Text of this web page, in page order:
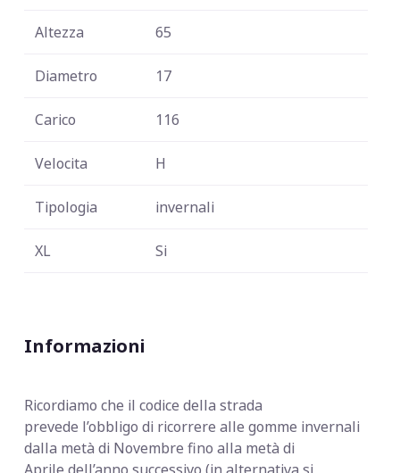
Altezza 65
Diametro 17
Carico 116
Velocita H
Tipologia invernali
XL Si
Informazioni
Ricordiamo che il codice della strada
prevede l’obbligo di ricorrere alle gomme invernali
dalla metà di Novembre fino alla metà di